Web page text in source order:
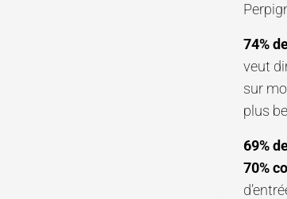
74%
veut
sur
plus
69%
70%